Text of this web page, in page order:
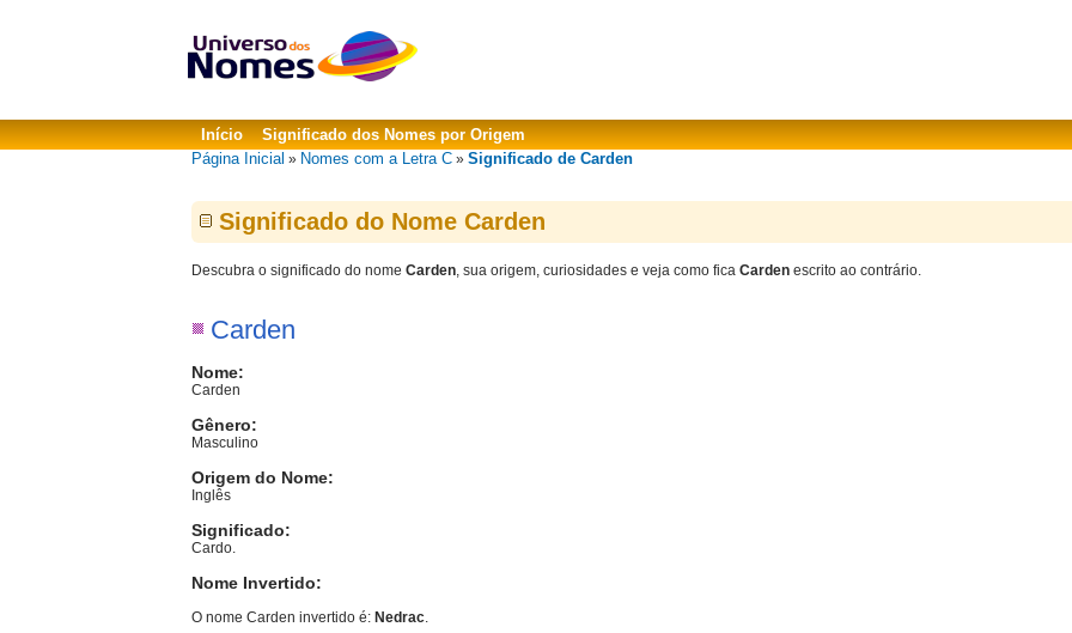
Início
Significado dos Nomes por Origem
Página Inicial » Nomes com a Letra C » Significado de Carden
Significado do Nome Carden
Descubra o significado do nome Carden, sua origem, curiosidades e veja como fica Carden escrito ao contrário.
Carden
Nome:
Carden
Gênero:
Masculino
Origem do Nome:
Inglês
Significado:
Cardo.
Nome Invertido:
O nome Carden invertido é: Nedrac.